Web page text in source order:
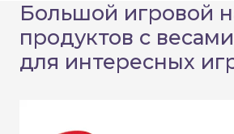
Большой игровой
продуктов с
для интересных